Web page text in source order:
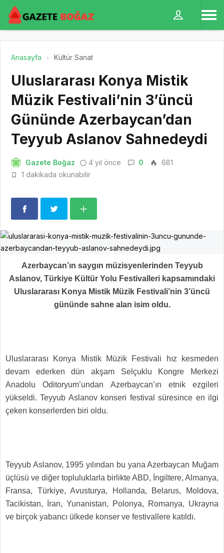
Anasayfa Kültür Sanat
Uluslararası Konya Mistik
Müzik Festivali’nin 3’üncü
Gününde Azerbaycan’dan
Teyyub Aslanov Sahnedeydi
Gazete Boğaz 4 yıl önce 0
681
1 dakikada okunabilir
Azerbaycan’ın saygın müzisyenlerinden Teyyub
Aslanov, Türkiye Kültür Yolu Festivalleri kapsamındaki
Uluslararası Konya Mistik Müzik Festivali’nin 3’üncü
gününde sahne alan isim oldu.
Uluslararası Konya Mistik Müzik Festivali hız kesmeden
devam ederken dün akşam Selçuklu Kongre Merkezi
Anadolu Oditoryum’undan Azerbaycan’ın etnik ezgileri
yükseldi. Teyyub Aslanov konseri festival süresince en ilgi
çeken konserlerden biri oldu.
Teyyub Aslanov, 1995 yılından bu yana Azerbaycan Muğam
üçlüsü ve diğer topluluklarla birlikte ABD, İngiltere, Almanya,
Fransa, Türkiye, Avusturya, Hollanda, Belarus, Moldova,
Tacikistan, İran, Yunanistan, Polonya, Romanya, Ukrayna
ve birçok yabancı ülkede konser ve festivallere katıldı.